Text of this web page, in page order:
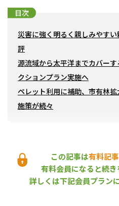
目次
災害に強く明るく親しみやす
評
源流域から太平洋までカバー
クションプラン実施へ
ペレット利用に補助、市有林
施策が続々
好評
この記事は有料記
有料会員になると続き
詳しくは下記会員プラン